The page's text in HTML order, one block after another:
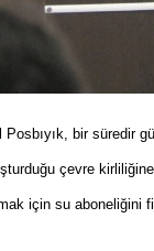
bir süredir
çevre
için su aboneliğini